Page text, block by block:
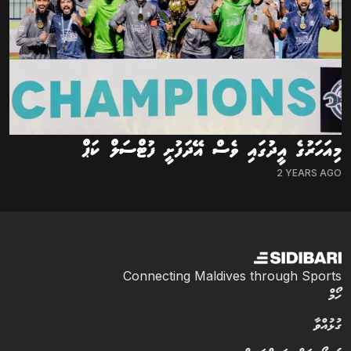
މިއަހަރުގެ އީދުގައި ވެސް އޭދަފުށީ ފުޓްސަލް ކަޕް
2 YEARS AGO
Connecting Maldives through Sports
ހޯމް
ގުޅުއްވާ